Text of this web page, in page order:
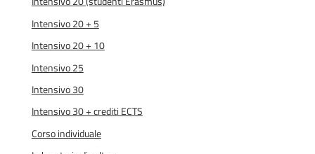
Intensivo 20 + 5
Intensivo 20 + 10
Intensivo 25
Intensivo 30
Intensivo 30 + crediti ECTS
Corso individuale